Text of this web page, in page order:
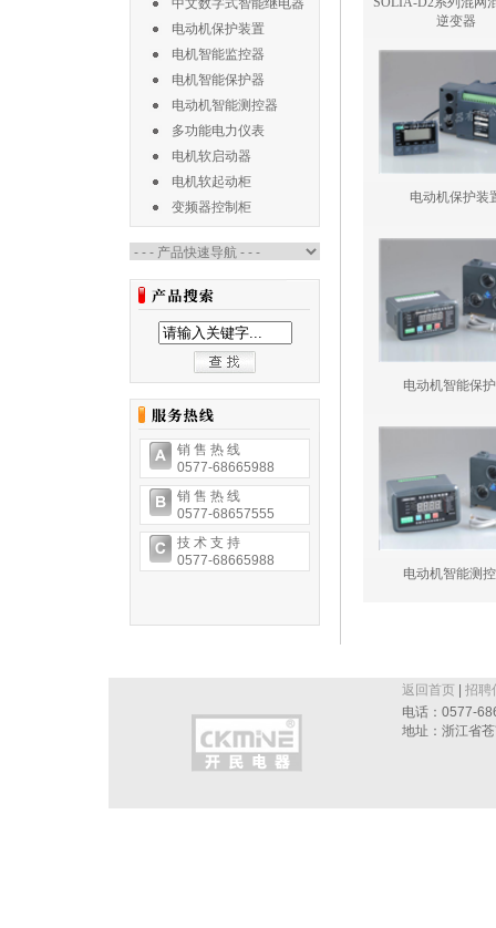
中文数字式智能继电器
电动机保护装置
电机智能监控器
电机智能保护器
电动机智能测控器
多功能电力仪表
电机软启动器
电机软起动柜
变频器控制柜
销 售 热 线
0577-68665988
销 售 热 线
0577-68657555
技 术 支 持
0577-68665988
逆变器
电动机保护装
电动机智能保
电动机智能测
返回首页
招聘
电话：0577-
地址：浙江省